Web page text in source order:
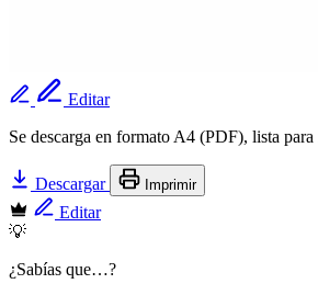
Editar
Se descarga en formato A4 (PDF), lista
Descargar Imprimir
Editar
💡
¿Sabías que…?